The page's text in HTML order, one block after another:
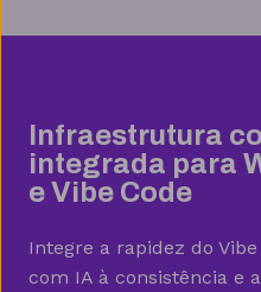
Contratar
Armazenamento
Quantidade de sites
Infraestrutura
integrada para
e Vibe Code
Integre a rapidez do
com IA à consistência e